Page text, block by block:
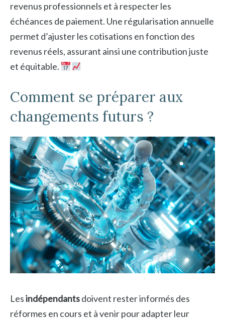
revenus professionnels et à respecter les
échéances de paiement. Une régularisation annuelle
permet d’ajuster les cotisations en fonction des
revenus réels, assurant ainsi une contribution juste
et équitable.
Comment se préparer aux
changements futurs ?
Lesindépendantsdoivent rester informés des
réformes en cours et à venir pour adapter leur